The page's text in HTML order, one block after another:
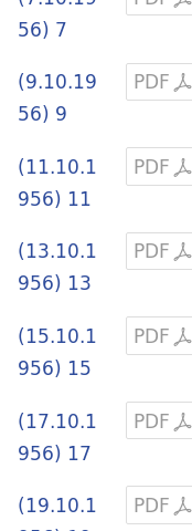
56) 7
PDF
(9.10.19
56) 9
PDF
(11.10.1
956) 11
PDF
(13.10.1
956) 13
PDF
(15.10.1
956) 15
PDF
(17.10.1
956) 17
PDF
(19.10.1